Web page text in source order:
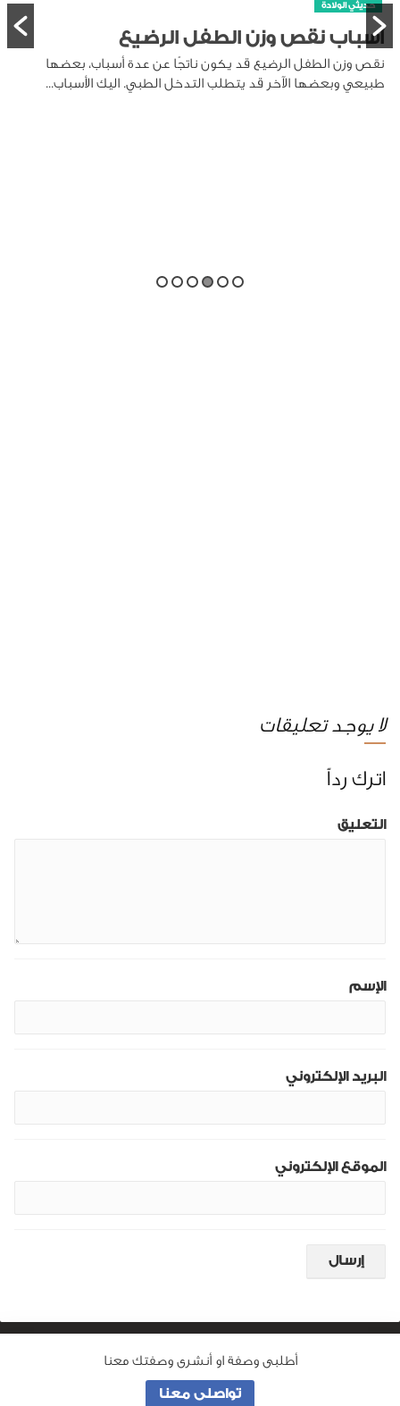
أطلبى وصفة او أنشرى وصفتك معنا
تواصلى معنا
حديثي الولادة
أسباب نقص وزن الطفل الرضيع
نقص وزن الطفل الرضيع قد يكون ناتجًا عن عدة أسباب، بعضها
طبيعي وبعضها الآخر قد يتطلب التدخل الطبي. اليك الأسباب...
لا يوجد تعليقات
اترك رداً
التعليق
الإسم
البريد الإلكتروني
الموقع الإلكتروني
من نحن